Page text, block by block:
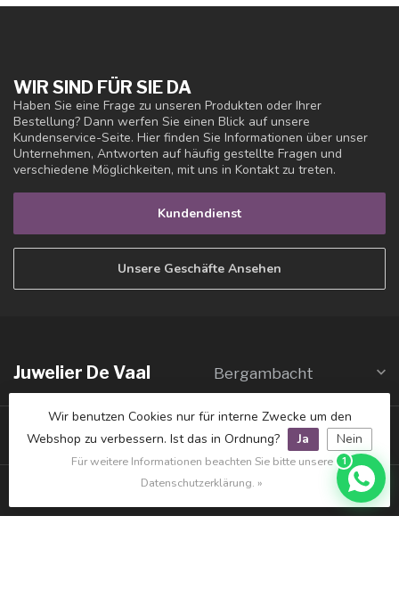
WIR SIND FÜR SIE DA
Haben Sie eine Frage zu unseren Produkten oder Ihrer
Bestellung? Dann werfen Sie einen Blick auf unsere
Kundenservice-Seite. Hier finden Sie Informationen über unser
Unternehmen, Antworten auf häufig gestellte Fragen und
verschiedene Möglichkeiten, mit uns in Kontakt zu treten.
Kundendienst
Unsere Geschäfte Ansehen
Juwelier De Vaal Bergambacht
Juwelier De Vaal IJsselstein
Galerie De Vaal Schoonhoven
Wir benutzen Cookies nur für interne Zwecke um den
Webshop zu verbessern. Ist das in Ordnung?
Ja Nein
Für weitere Informationen beachten Sie bitte unsere
Datenschutzerklärung. »
1